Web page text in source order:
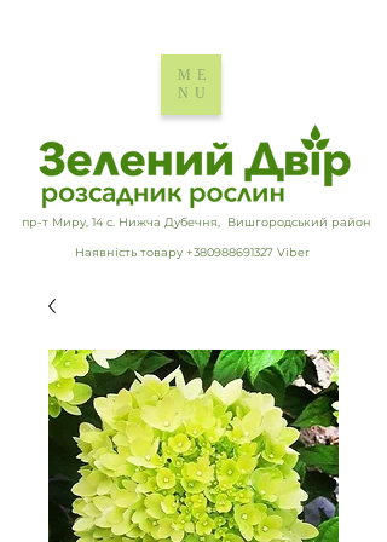
пр-т Миру, 14 с. Нижча Дубечня, Вишгородський район
Наявність товару +380988691327 Viber
ME
NU